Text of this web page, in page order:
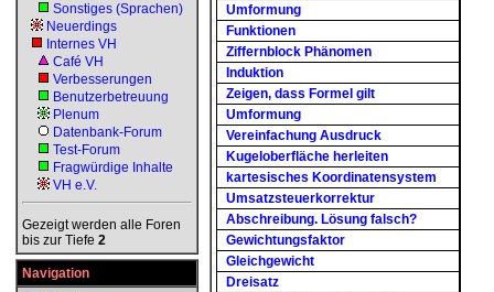
Sonstiges (Sprachen)
Neuerdings
Internes VH
Café VH
Verbesserungen
Benutzerbetreuung
Plenum
Datenbank-Forum
Test-Forum
Fragwürdige Inhalte
VH e.V.
Gezeigt werden alle Foren
bis zur Tiefe 2
Navigation
Umformung
Funktionen
Ziffernblock Phänomen
Induktion
Zeigen, dass Formel gilt
Umformung
Vereinfachung Ausdruck
Kugeloberfläche herleiten
kartesisches Koordinatensystem
Umsatzsteuerkorrektur
Abschreibung. Lösung falsch?
Gewichtungsfaktor
Gleichgewicht
Dreisatz